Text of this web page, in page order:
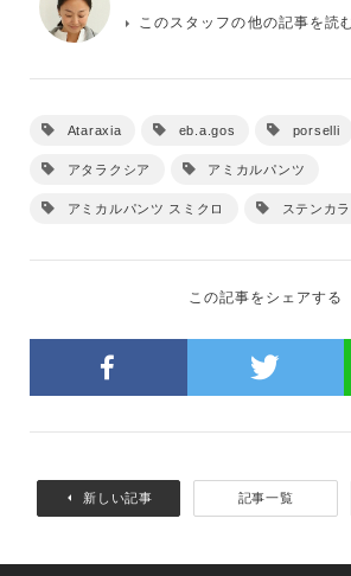
このスタッフの他の記事を読
Ataraxia eb.a.gos porselli
アタラクシア アミカルパンツ
アミカルパンツ スミクロ ステンカ
この記事をシェアする
新しい記事 記事一覧